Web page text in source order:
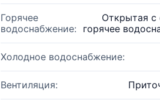
Горячее
водоснабжение:
Открытая с
горячее
Холодное водоснабжение:
Вентиляция: